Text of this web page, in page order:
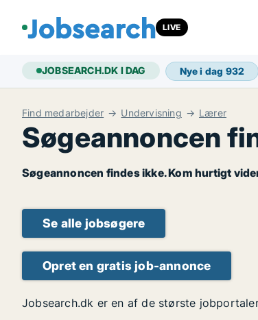
LIVE
JOBSEARCH.DK I DAG Nye i dag 932
Find medarbejder Undervisning Lærer
Søgeannoncen
Søgeannoncen findes ikke. Kom hurtigt
Se alle jobsøgere
Opret en gratis job-annonce
Jobsearch.dk er en af de største